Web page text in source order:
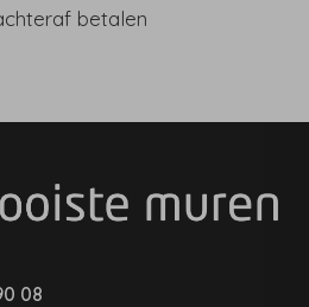
betalen
08